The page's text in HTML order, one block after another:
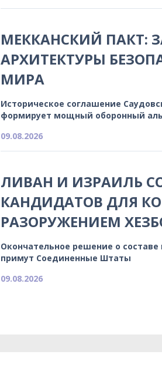
МЕККАНСКИЙ ПАКТ:
АРХИТЕКТУРЫ
МИРА
Историческое соглашение
формирует мощный оборонный
09.08.2026
ЛИВАН И ИЗРАИЛЬ
КАНДИДАТОВ ДЛЯ
РАЗОРУЖЕНИЕМ
Окончательное решение о
примут Соединенные Штаты
09.08.2026